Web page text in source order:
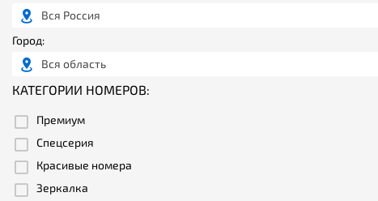
Вся Россия
Город:
Вся область
КАТЕГОРИИ НОМЕРОВ:
Премиум
Спецсерия
Красивые номера
Зеркалка